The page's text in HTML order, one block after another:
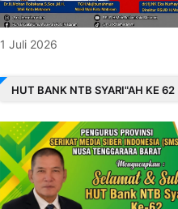
1 Juli 2026
HUT BANK NTB SYARI"AH KE 62